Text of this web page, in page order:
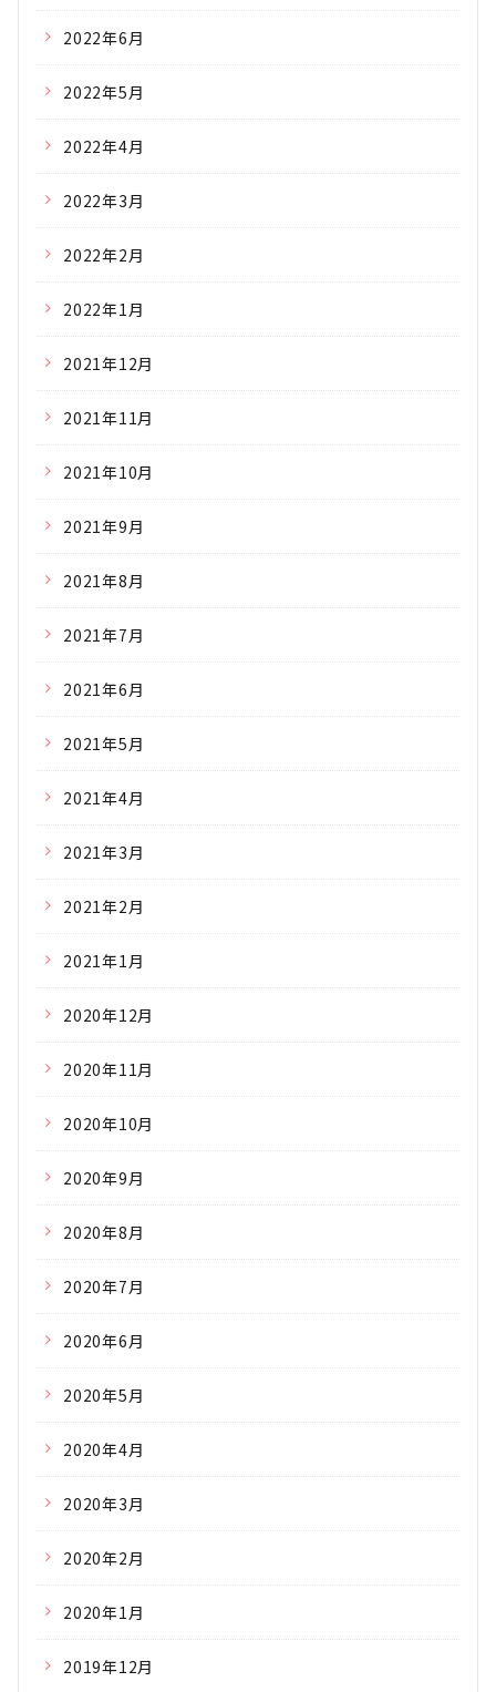
2022年6月
2022年5月
2022年4月
2022年3月
2022年2月
2022年1月
2021年12月
2021年11月
2021年10月
2021年9月
2021年8月
2021年7月
2021年6月
2021年5月
2021年4月
2021年3月
2021年2月
2021年1月
2020年12月
2020年11月
2020年10月
2020年9月
2020年8月
2020年7月
2020年6月
2020年5月
2020年4月
2020年3月
2020年2月
2020年1月
2019年12月